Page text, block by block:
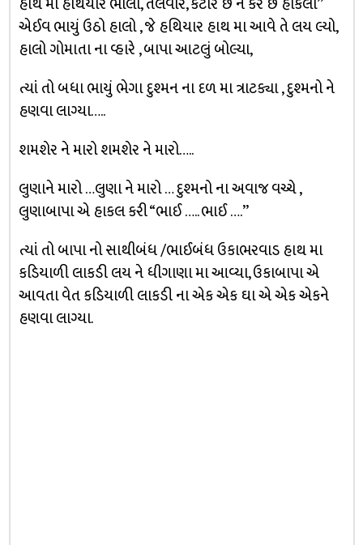
એઈવ ભાયું ઉઠો હાલો , જે હથિયાર હાથ મા આવે તે લય લ્યો,
હાલો ગોમાતા ના વ્હારે , બાપા આટલું બોલ્યા,
ત્યાં તો બધા ભાયું ભેગા દુશ્મન ના દળ મા ત્રાટક્યા , દુશ્મનો ને
હણવા લાગ્યા…..
શમશેર ને મારો શમશેર ને મારો…..
લુણાને મારો …લુણા ને મારો … દુશ્મનો ના અવાજ વચ્ચે ,
લુણાબાપા એ હાકલ કરી “ભાઈ ….. ભાઈ ….’’
ત્યાં તો બાપા નો સાથીબંધ /ભાઈબંધ ઉકાભરવાડ હાથ મા
કડિયાળી લાકડી લય ને ધીગાણા મા આવ્યા, ઉકાબાપા એ
આવતા વેત કડિયાળી લાકડી ના એક એક ઘા એ એક એકને
હણવા લાગ્યા.